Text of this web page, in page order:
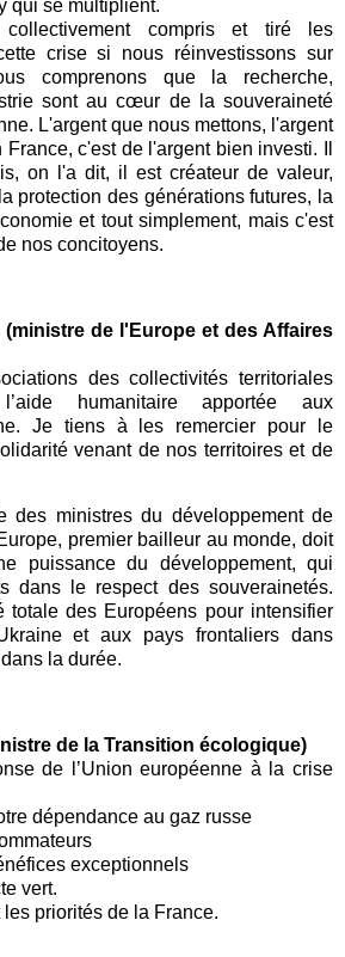
qui se multiplient.
compris et tiré les
crise si nous réinvestissons sur
comprenons que la recherche,
sont au cœur de la souveraineté
L'argent que nous mettons, l'argent
c'est de l'argent bien investi. Il
on l'a dit, il est créateur de valeur,
protection des générations futures, la
et tout simplement, mais c'est
nos concitoyens.
(ministre de l'Europe et des Affaires
des collectivités territoriales
humanitaire apportée aux
Je tiens à les remercier pour le
venant de nos territoires et de
des ministres du développement de
premier bailleur au monde, doit
puissance du développement, qui
dans le respect des souverainetés.
totale des Européens pour intensifier
et aux pays frontaliers dans
la durée.
de la Transition écologique)
de l’Union européenne à la crise
dépendance au gaz russe
exceptionnels
vert.
priorités de la France.